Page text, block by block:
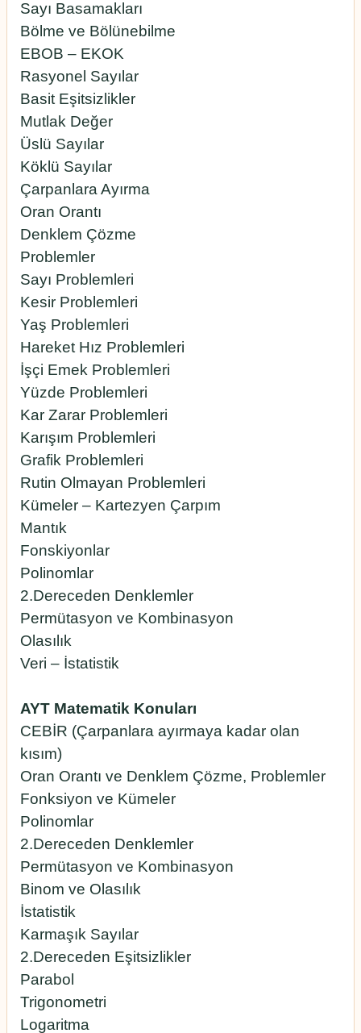
Sayı Basamakları
Bölme ve Bölünebilme
EBOB – EKOK
Rasyonel Sayılar
Basit Eşitsizlikler
Mutlak Değer
Üslü Sayılar
Köklü Sayılar
Çarpanlara Ayırma
Oran Orantı
Denklem Çözme
Problemler
Sayı Problemleri
Kesir Problemleri
Yaş Problemleri
Hareket Hız Problemleri
İşçi Emek Problemleri
Yüzde Problemleri
Kar Zarar Problemleri
Karışım Problemleri
Grafik Problemleri
Rutin Olmayan Problemleri
Kümeler – Kartezyen Çarpım
Mantık
Fonskiyonlar
Polinomlar
2.Dereceden Denklemler
Permütasyon ve Kombinasyon
Olasılık
Veri – İstatistik
AYT Matematik Konuları
CEBİR (Çarpanlara ayırmaya kadar olan
kısım)
Oran Orantı ve Denklem Çözme, Problemler
Fonksiyon ve Kümeler
Polinomlar
2.Dereceden Denklemler
Permütasyon ve Kombinasyon
Binom ve Olasılık
İstatistik
Karmaşık Sayılar
2.Dereceden Eşitsizlikler
Parabol
Trigonometri
Logaritma